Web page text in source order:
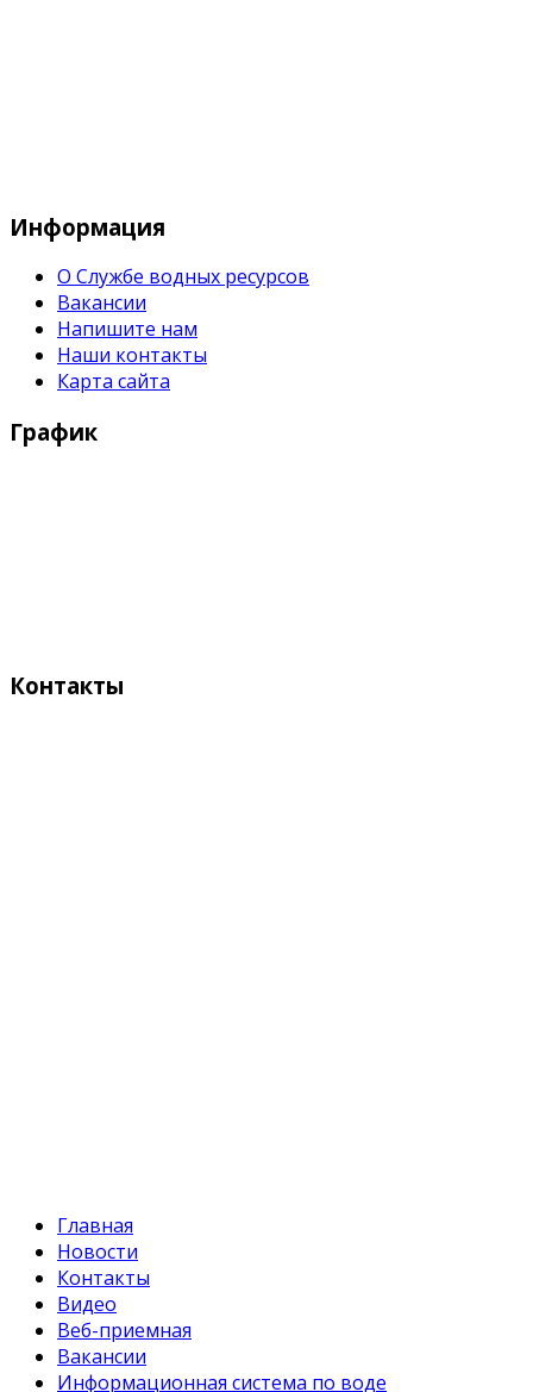
Информация
О Службе водных ресурсов
Вакансии
Напишите нам
Наши контакты
Карта сайта
График
Контакты
Главная
Новости
Контакты
Видео
Веб-приемная
Вакансии
Информационная система по воде